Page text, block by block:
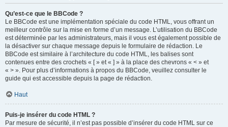
Qu’est-ce que le BBCode ?
Le BBCode est une implémentation spéciale du code HTML, vous offrant un
meilleur contrôle sur la mise en forme d’un message. L’utilisation du BBCode
est déterminée par les administrateurs, mais il vous est également possible de
la désactiver sur chaque message depuis le formulaire de rédaction. Le
BBCode est similaire à l’architecture du code HTML, les balises sont
contenues entre des crochets « [ » et « ] » à la place des chevrons « < » et
« > ». Pour plus d’informations à propos du BBCode, veuillez consulter le
guide qui est accessible depuis la page de rédaction.
Haut
Puis-je insérer du code HTML ?
Par mesure de sécurité, il n’est pas possible d’insérer du code HTML sur ce